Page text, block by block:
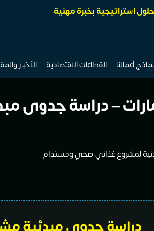
استراتيجية بخبرة مهنية
نماذج أعمالنا القطاعات الاقتصادية الأخبار
– دراسة
لمشروع غذائي صحي ومستدام